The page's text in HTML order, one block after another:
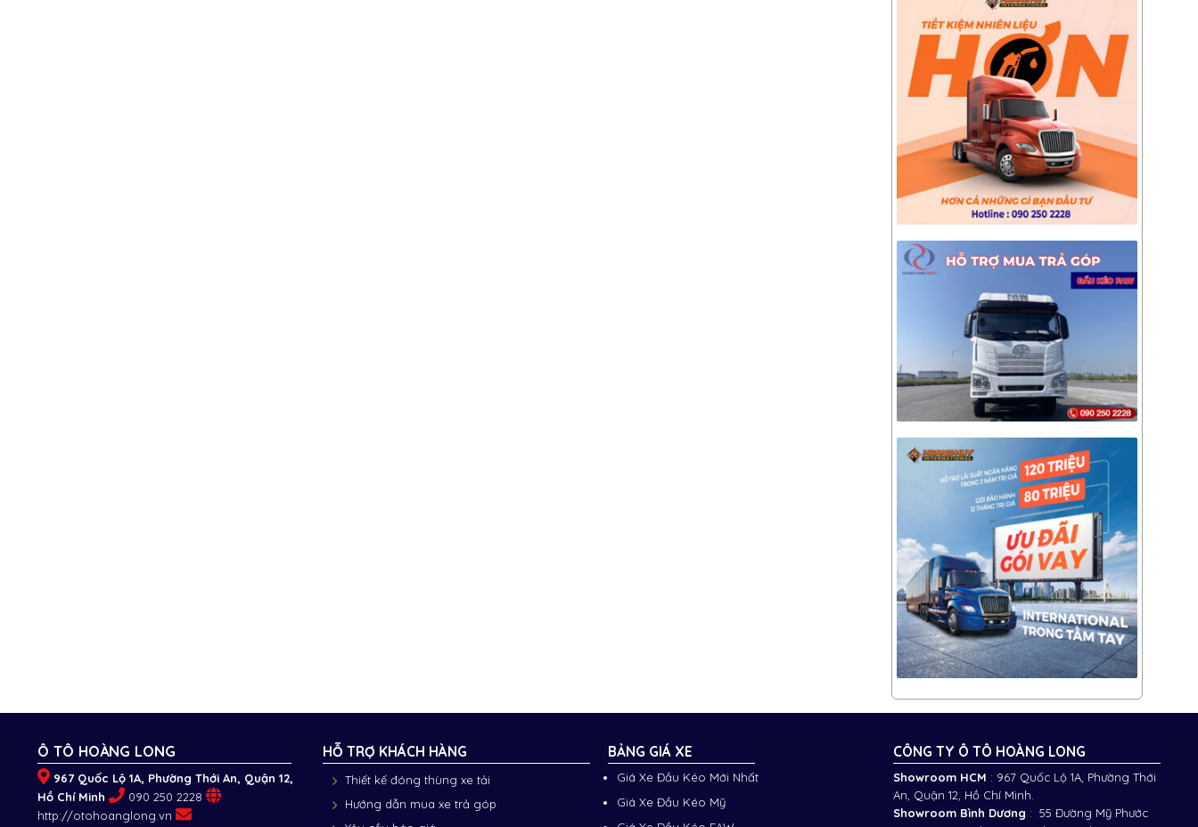
Ô TÔ HOÀNG LONG
967 Quốc Lộ 1A, Phường Thới An, Quận 12,
Hồ Chí Minh
090 250 2228
http://otohoanglong.vn
HỖ TRỢ KHÁCH HÀNG
Thiết kế đóng thùng xe tải
Hướng dẫn mua xe trả góp
BẢNG GIÁ XE
Giá Xe Đầu Kéo Mới Nhất
Giá Xe Đầu Kéo Mỹ
CÔNG TY Ô TÔ HOÀNG LONG
Showroom HCM : 967 Quốc Lộ 1A, Phường Thới
An, Quận 12, Hồ Chí Minh.
Showroom Bình Dương : 55 Đường Mỹ Phước